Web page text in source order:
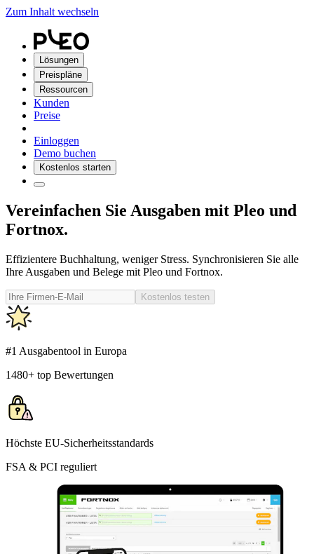
Zum Inhalt wechseln
Lösungen
Preispläne
Ressourcen
Kunden
Preise
Einloggen
Demo buchen
Kostenlos starten
Vereinfachen Sie Ausgaben mit Pleo und
Fortnox.
Effizientere Buchhaltung, weniger Stress. Synchronisieren Sie alle
Ihre Ausgaben und Belege mit Pleo und Fortnox.
Kostenlos testen
#1 Ausgabentool in Europa
1480+ top Bewertungen
Höchste EU-Sicherheitsstandards
FSA & PCI reguliert